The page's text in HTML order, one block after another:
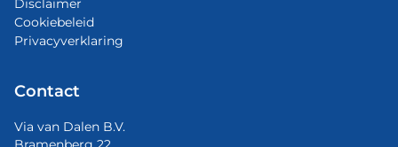
Disclaimer
Cookiebeleid
Privacyverklaring
Contact
Via van Dalen B.V.